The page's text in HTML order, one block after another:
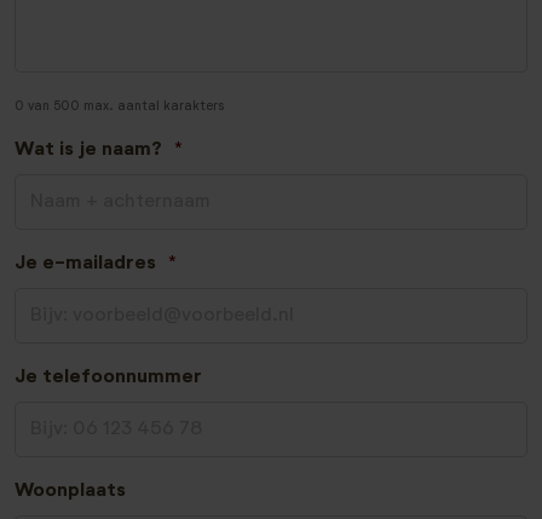
0 van 500 max. aantal karakters
Wat is je naam? *
Je e-mailadres *
Je telefoonnummer
Woonplaats